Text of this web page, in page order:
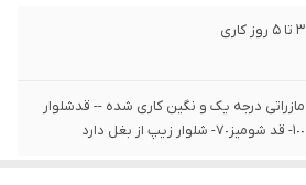
3 تا 5 روز کاری
مازراتی درجه یک و نگین کاری شده -- قدشلوار
١٠٠- قد شومیز٧٠- شلوار زیپ از بغل دارد